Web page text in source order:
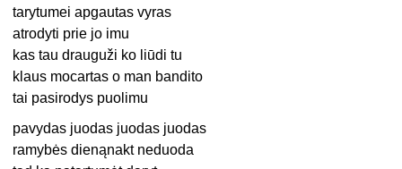
tarytumei apgautas vyras
atrodyti prie jo imu
kas tau drauguži ko liūdi tu
klaus mocartas o man bandito
tai pasirodys puolimu
pavydas juodas juodas juodas
ramybės dienąnakt neduoda